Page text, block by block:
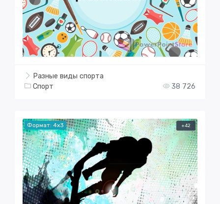
Разные виды спорта
Спорт
38 726
Формат: 4x3 +42